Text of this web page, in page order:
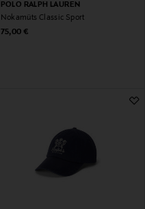
POLO RALPH LAUREN
Nokamüts Classic Sport
Original Price
75,00 €